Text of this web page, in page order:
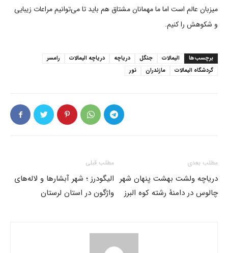
میزبان عالم است اما ما مهمانان مشتاق هم باید تا می‌توانیم مراعات زیبایی
و شکوهش را کنیم.
برچسب‌ها الیمالات جنگل دریاچه دریاچه الیمالات
رامسر
گردشگاه الیمالات
مازندران نور
مطلب قبلی
الیگودرز ؛ شهر آبشارها و لاله‌های
واژگون در استان لرستان
مطلب بعدی
دریاچه ولشت بهشت پنهان شهر
چالوس در دامنۀ رشته کوه البرز